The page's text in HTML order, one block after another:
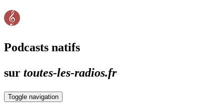
Podcasts natifs
sur toutes-les-radios.fr
Toggle navigation